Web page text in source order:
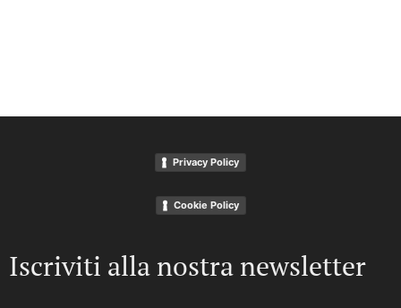
Privacy Policy
Cookie Policy
Iscriviti alla nostra newsletter